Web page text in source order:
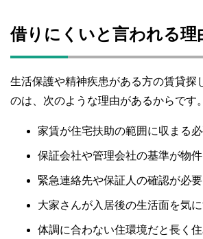
借りにくいと言われる理
生活保護や精神疾患がある方の賃貸探
のは、次のような理由があるからです。
家賃が住宅扶助の範囲に収まる
保証会社や管理会社の基準が物
緊急連絡先や保証人の確認が必
大家さんが入居後の生活面を気
体調に合わない住環境だと長く